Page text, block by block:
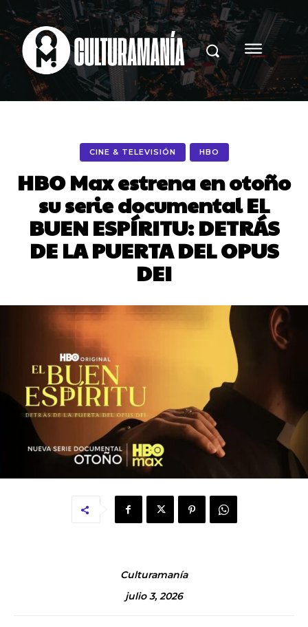
CINE & TELEVISIÓN HBO
HBO Max estrena en otoño
su serie documental EL
BUEN ESPÍRITU: DETRÁS
DE LA PUERTA DEL OPUS
DEI
Culturamanía
julio 3, 2026